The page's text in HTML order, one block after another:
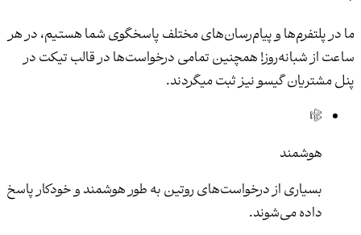
ما در پلتفرم‌ها و پیام‌رسان‌های مختلف پاسخگوی شما هستیم، در هر
ساعت از شبانه‌روز! همچنین تمامی درخواست‌ها در قالب تیکت در
پنل مشتریان گیسو نیز ثبت میگردند.
هوشمند
بسیاری از درخواست‌های روتین به طور هوشمند و خودکار پاسخ
داده می‌شوند.